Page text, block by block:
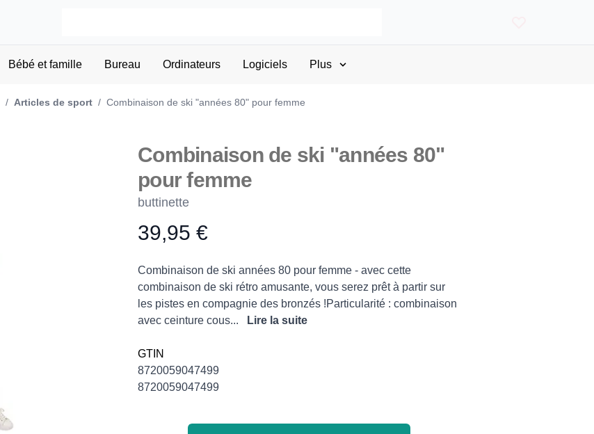
Bébé et famille Bureau Ordinateurs Logiciels Plus
/ Articles de sport / Combinaison de ski "années 80" pour femme
Combinaison de ski "années 80"
pour femme
buttinette
Product information
39,95 €
Description
Combinaison de ski années 80 pour femme - avec cette
combinaison de ski rétro amusante, vous serez prêt à partir sur
les pistes en compagnie des bronzés !Particularité : combinaison
avec ceinture cous...
Lire la suite
GTIN
8720059047499
8720059047499